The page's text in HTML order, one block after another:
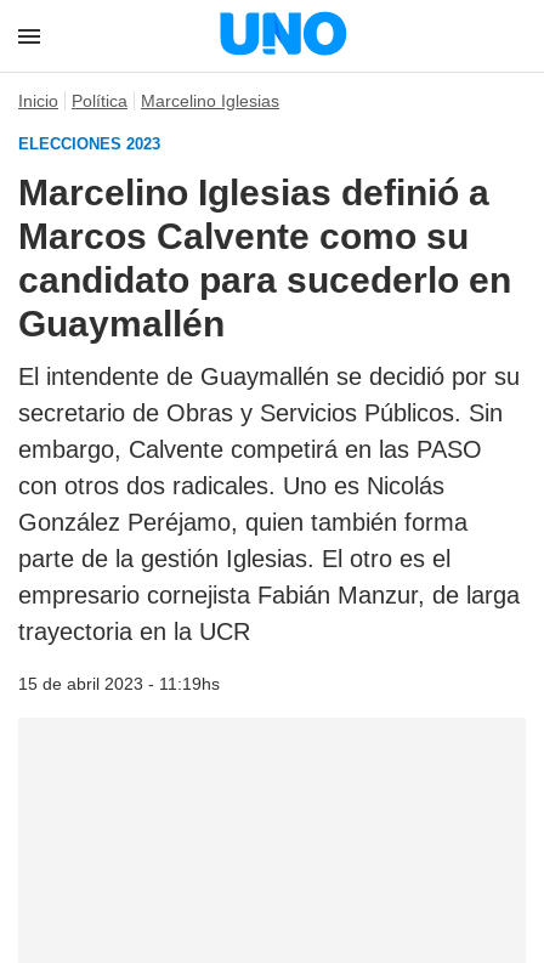
Inicio Política Marcelino Iglesias
ELECCIONES 2023
Marcelino Iglesias definió a
Marcos Calvente como su
candidato para sucederlo en
Guaymallén
El intendente de Guaymallén se decidió por su
secretario de Obras y Servicios Públicos. Sin
embargo, Calvente competirá en las PASO
con otros dos radicales. Uno es Nicolás
González Peréjamo, quien también forma
parte de la gestión Iglesias. El otro es el
empresario cornejista Fabián Manzur, de larga
trayectoria en la UCR
15 de abril 2023 - 11:19hs